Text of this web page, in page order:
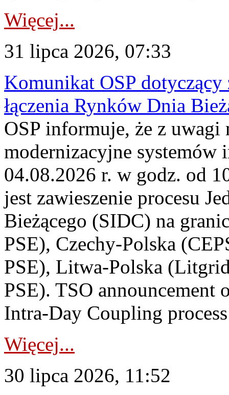
Więcej...
31 lipca 2026, 07:33
Komunikat OSP dotyczący
łączenia Rynków Dnia
OSP informuje, że z uwagi
modernizacyjne
04.08.2026 r. w godz. od
jest zawieszenie procesu
Bieżącego (SIDC) na
PSE), Czechy-Polska
PSE), Litwa-Polska
PSE). TSO announcement
Intra-Day Coupling
Więcej...
30 lipca 2026, 11:52